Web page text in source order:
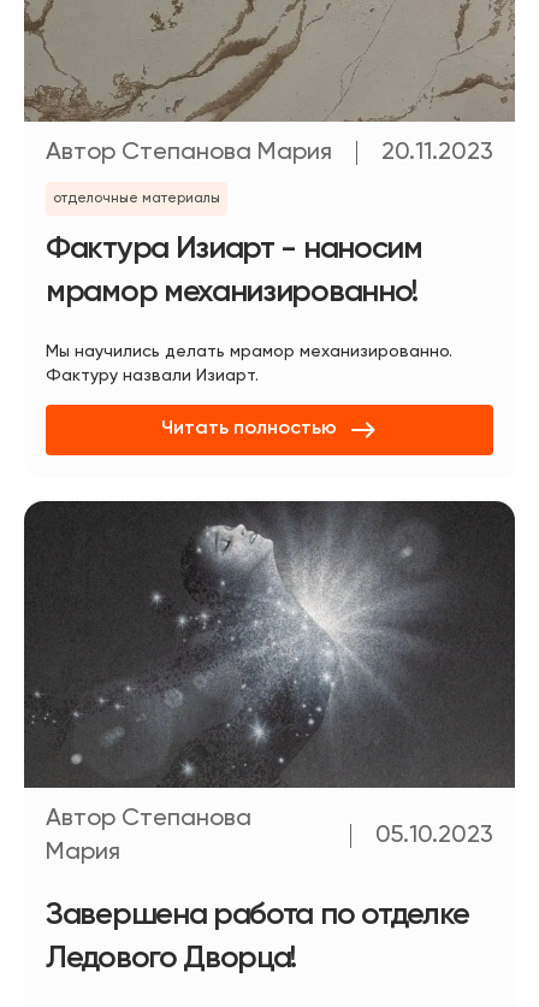
Автор Степанова Мария 20.11.2023
отделочные материалы
Фактура Изиарт - наносим
мрамор механизированно!
Мы научились делать мрамор механизированно.
Фактуру назвали Изиарт.
Читать полностью
Автор Степанова
Мария
05.10.2023
Завершена работа по отделке
Ледового Дворца!